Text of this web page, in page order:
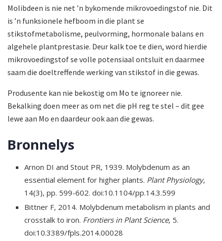
Molibdeen is nie net ’n bykomende mikrovoedingstof nie. Dit
is ’n funksionele hefboom in die plant se
stikstofmetabolisme, peulvorming, hormonale balans en
algehele plantprestasie. Deur kalk toe te dien, word hierdie
mikrovoedingstof se volle potensiaal ontsluit en daarmee
saam die doeltreffende werking van stikstof in die gewas.
Produsente kan nie bekostig om Mo te ignoreer nie.
Bekalking doen meer as om net die pH reg te stel – dit gee
lewe aan Mo en daardeur ook aan die gewas.
Bronnelys
Arnon DI and Stout PR, 1939. Molybdenum as an
essential element for higher plants. Plant Physiology,
14(3), pp. 599-602. doi:10.1104/pp.14.3.599
Bittner F, 2014. Molybdenum metabolism in plants and
crosstalk to iron. Frontiers in Plant Science, 5.
doi:10.3389/fpls.2014.00028